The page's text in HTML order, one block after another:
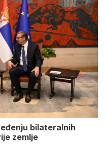
bilateralnih
zemlje